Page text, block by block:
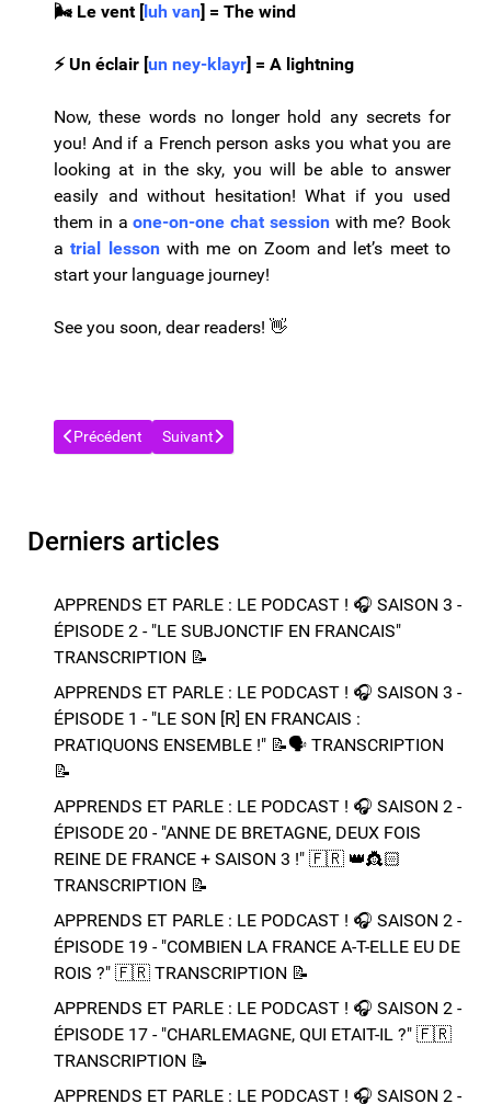
🌬️ Le vent [luh van] = The wind
⚡Un éclair [un ney-klayr] = A lightning
Now, these words no longer hold any secrets for
you! And if a French person asks you what you are
looking at in the sky, you will be able to answer
easily and without hesitation! What if you used
them in aone-on-one chat sessionwith me? Book
atrial lessonwith me on Zoom and let’s meet to
start your language journey!
See you soon, dear readers! 👋
Article précédent : VOCABULAIRE FRANCAIS : LA METEO /
Précédent Article suivant : EN CLASSE, VOCABULAIRE ET
Suivant
Derniers articles
APPRENDS ET PARLE : LE PODCAST ! 🎧 SAISON 3 -
ÉPISODE 2 - "LE SUBJONCTIF EN FRANCAIS" ​​​​
TRANSCRIPTION 📝​
APPRENDS ET PARLE : LE PODCAST ! 🎧 SAISON 3 -
ÉPISODE 1 - "LE SON [R] EN FRANCAIS :
PRATIQUONS ENSEMBLE !" 📝​🗣️​​​​ TRANSCRIPTION
📝​
APPRENDS ET PARLE : LE PODCAST ! 🎧 SAISON 2 -
ÉPISODE 20 - "ANNE DE BRETAGNE, DEUX FOIS
REINE DE FRANCE + SAISON 3 !"​ 🇫🇷 👑​👸🏻​​
TRANSCRIPTION 📝​
APPRENDS ET PARLE : LE PODCAST ! 🎧 SAISON 2 -
ÉPISODE 19 - "COMBIEN LA FRANCE A-T-ELLE EU DE
ROIS ?"​ 🇫🇷​ TRANSCRIPTION 📝​
APPRENDS ET PARLE : LE PODCAST ! 🎧 SAISON 2 -
ÉPISODE 17 - "CHARLEMAGNE, QUI ETAIT-IL ?"​ 🇫🇷​
TRANSCRIPTION 📝​
APPRENDS ET PARLE : LE PODCAST ! 🎧 SAISON 2 -